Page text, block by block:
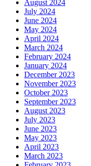
August 2024
July 2024
June 2024
May 2024
April 2024
March 2024
February 2024
January 2024
December 2023
November 2023
October 2023
September 2023
August 2023
July 2023
June 2023
May 2023
April 2023
March 2023